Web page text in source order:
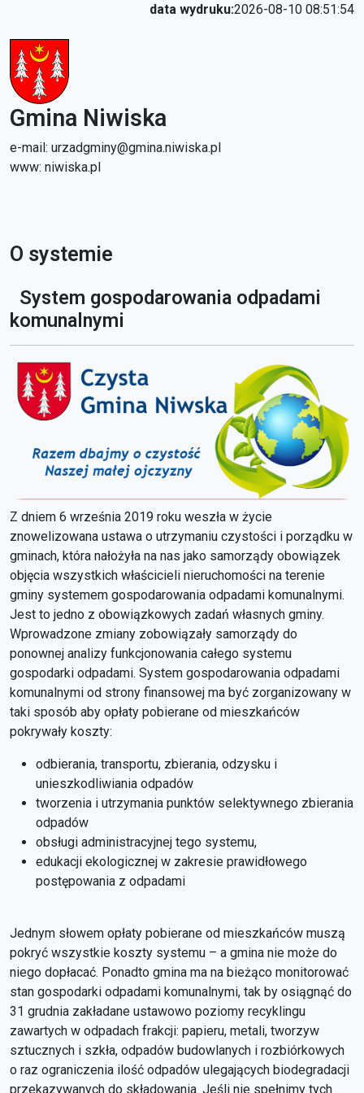
data wydruku:2026-08-10 08:51:54
Gmina Niwiska
e-mail: urzadgminy@gmina.niwiska.pl
www: niwiska.pl
O systemie
System gospodarowania odpadami
komunalnymi
Z dniem 6 września 2019 roku weszła w życie
znowelizowana ustawa o utrzymaniu czystości i porządku w
gminach, która nałożyła na nas jako samorządy obowiązek
objęcia wszystkich właścicieli nieruchomości na terenie
gminy systemem gospodarowania odpadami komunalnymi.
Jest to jedno z obowiązkowych zadań własnych gminy.
Wprowadzone zmiany zobowiązały samorządy do
ponownej analizy funkcjonowania całego systemu
gospodarki odpadami. System gospodarowania odpadami
komunalnymi od strony finansowej ma być zorganizowany w
taki sposób aby opłaty pobierane od mieszkańców
pokrywały koszty:
odbierania, transportu, zbierania, odzysku i
unieszkodliwiania odpadów
tworzenia i utrzymania punktów selektywnego zbierania
odpadów
obsługi administracyjnej tego systemu,
edukacji ekologicznej w zakresie prawidłowego
postępowania z odpadami
Jednym słowem opłaty pobierane od mieszkańców muszą
pokryć wszystkie koszty systemu – a gmina nie może do
niego dopłacać. Ponadto gmina ma na bieżąco monitorować
stan gospodarki odpadami komunalnymi, tak by osiągnąć do
31 grudnia zakładane ustawowo poziomy recyklingu
zawartych w odpadach frakcji: papieru, metali, tworzyw
sztucznych i szkła, odpadów budowlanych i rozbiórkowych
o raz ograniczenia ilość odpadów ulegających biodegradacji
przekazywanych do składowania. Jeśli nie spełnimy tych